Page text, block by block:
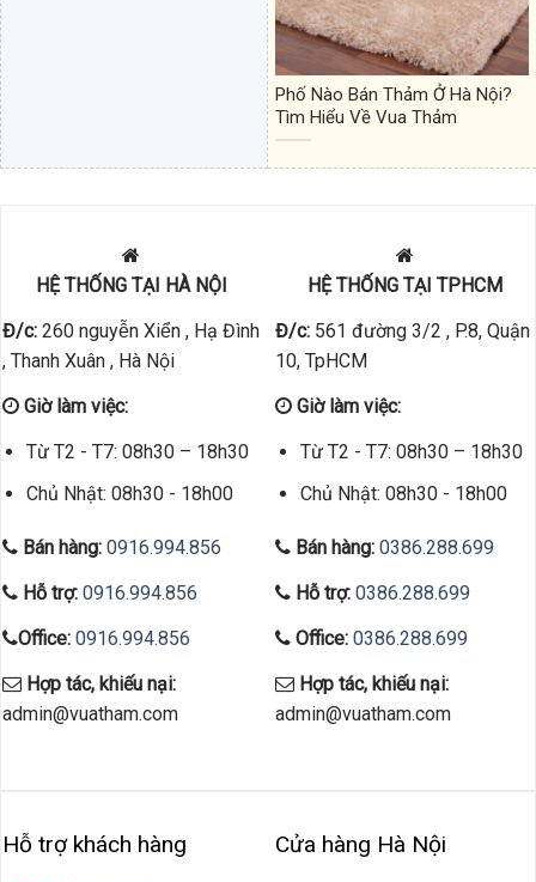
Phố Nào Bán Thảm Ở Hà Nội?
Tìm Hiểu Về Vua Thảm
HỆ THỐNG TẠI HÀ NỘI
Đ/c:260 nguyễn Xiển , Hạ Đình
, Thanh Xuân , Hà Nội
Giờ làm việc:
Từ T2 - T7: 08h30 – 18h30
Chủ Nhật: 08h30 - 18h00
Bán hàng: 0916.994.856
Hỗ trợ: 0916.994.856
Office: 0916.994.856
Hợp tác, khiếu nại:
admin@vuatham.com
HỆ THỐNG TẠI TPHCM
Đ/c:561 đường 3/2 , P.8, Quận
10, TpHCM
Giờ làm việc:
Từ T2 - T7: 08h30 – 18h30
Chủ Nhật: 08h30 - 18h00
Bán hàng: 0386.288.699
Hỗ trợ: 0386.288.699
Office: 0386.288.699
Hợp tác, khiếu nại:
admin@vuatham.com
Hỗ trợ khách hàng Cửa hàng Hà Nội